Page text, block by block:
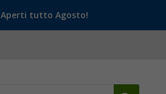
Aperti tutto Agosto!